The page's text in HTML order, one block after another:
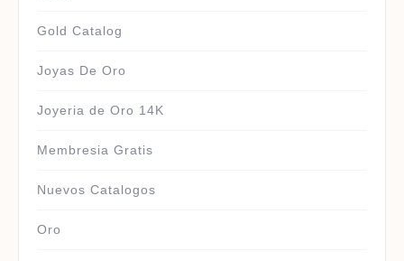
Gold Catalog
Joyas De Oro
Joyeria de Oro 14K
Membresia Gratis
Nuevos Catalogos
Oro